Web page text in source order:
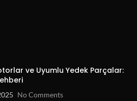
ve Uyumlu Yedek Parçalar:
No Comments